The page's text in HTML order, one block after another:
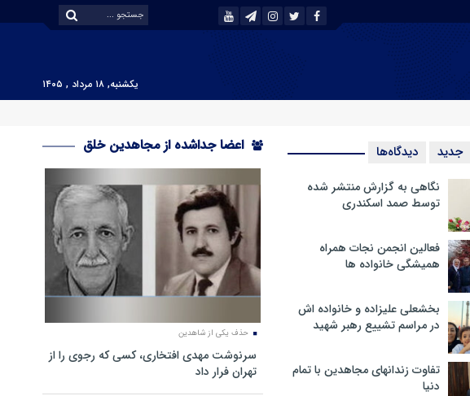
یکشنبه, ۱۸ مرداد , ۱۴۰۵
جدید دیدگاه‌ها
نگاهی به گزارش منتشر شده
توسط صمد اسکندری
فعالین انجمن نجات همراه
همیشگی خانواده ها
بخشعلی علیزاده و خانواده اش
در مراسم تشییع رهبر شهید
تفاوت زندانهای مجاهدین با تمام
دنیا
اعضا جداشده از مجاهدین خلق
حذف یکی از شاهدین
سرنوشت مهدی افتخاری، کسی که رجوی را از
تهران فرار داد